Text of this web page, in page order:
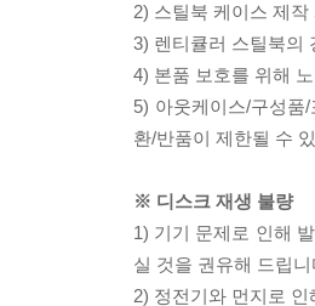
2) 스틸북 케이스 제
3) 렌티큘러 스틸북의
4) 본품 보호를 위해
5) 아웃케이스/구성품
환/반품이 제한될 수
※ 디스크 재생 불량
1) 기기 문제로 인해
실 것을 권유해 드립니
2) 정전기와 먼지로